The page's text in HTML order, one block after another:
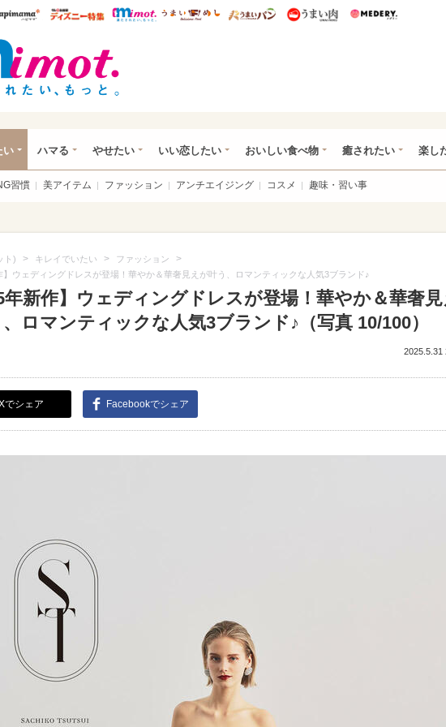
レぴあ総研ハピママ* ウレぴあ総研 ディズニー特集
mimot. うまいめし うまいパン うまい肉
い ハマる やせたい いい恋したい おいしい食べ物 癒されたい 楽し
習慣 美アイテム ファッション アンチエイジング コスメ 趣味・習い事
ト) > キレイでいたい > ファッション >
】ウェディングドレスが登場！華やか＆華奢見えが叶う、ロマンティックな人気3ブランド♪
年新作】ウェディングドレスが登場！華やか＆華奢見
ロマンティックな人気3ブランド♪（写真 10/100）
2025.5.31
でシェア Facebookでシェア